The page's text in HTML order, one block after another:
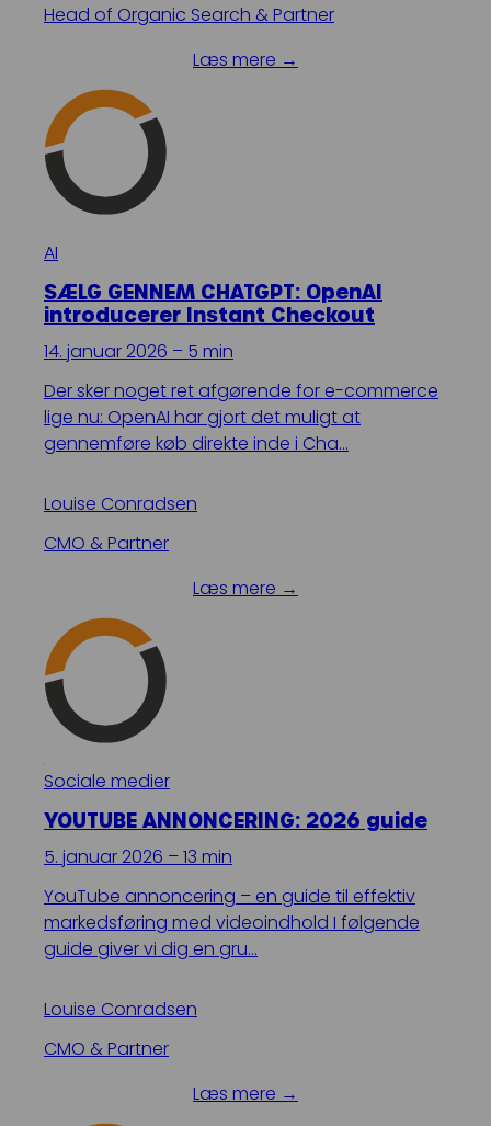
Head of Organic Search & Partner
Læs mere →
AI
SÆLG GENNEM CHATGPT: OpenAI
introducerer Instant Checkout
14. januar 2026 – 5 min
Der sker noget ret afgørende for e-commerce
lige nu: OpenAI har gjort det muligt at
gennemføre køb direkte inde i Cha…
Louise Conradsen
CMO & Partner
Læs mere →
Sociale medier
YOUTUBE ANNONCERING: 2026 guide
5. januar 2026 – 13 min
YouTube annoncering – en guide til effektiv
markedsføring med videoindhold I følgende
guide giver vi dig en gru…
Louise Conradsen
CMO & Partner
Læs mere →